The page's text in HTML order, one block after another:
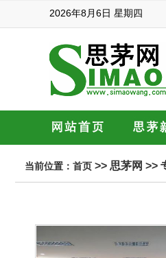
2026年8月6日 星期四
当前位置： 首页 >> 思茅网 >>